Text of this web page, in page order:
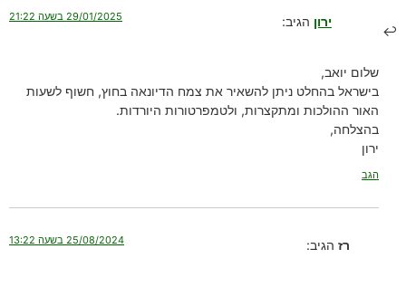
ירון הגיב: 29/01/2025 בשעה 21:22
שלום יואב,
בישראל בהחלט ניתן להשאיר את צמח הדיונאה בחוץ, חשוף לשעות
האור ההולכות ומתקצרות, ולטמפרטורות היורדות.
בהצלחה,
ירון
הגב
רז הגיב: 25/08/2024 בשעה 13:22